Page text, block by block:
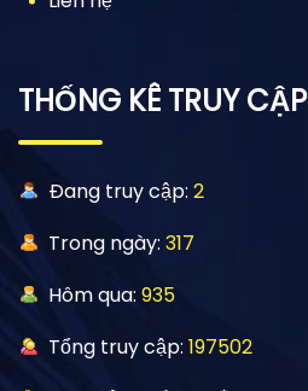
THỐNG KÊ TRUY CẬP
Đang truy cập: 2
Trong ngày: 317
Hôm qua: 935
Tổng truy cập: 197502